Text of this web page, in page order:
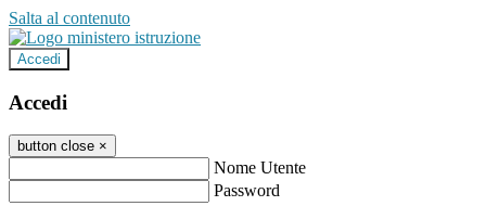
Salta al contenuto
Accedi
Accedi
button close ×
Nome Utente
Password